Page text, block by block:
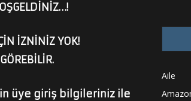
İZNİNİZ YOK!
üye giriş bilgileriniz ile
Aile